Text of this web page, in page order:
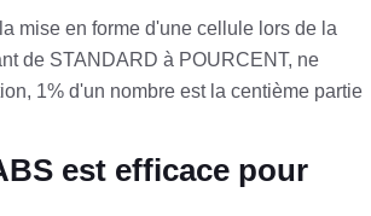
mise en forme d'une cellule lors de la
de STANDARD à POURCENT, ne
1% d'un nombre est la centième partie
est efficace pour